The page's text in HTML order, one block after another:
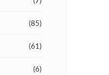
(85)
(61)
(6)